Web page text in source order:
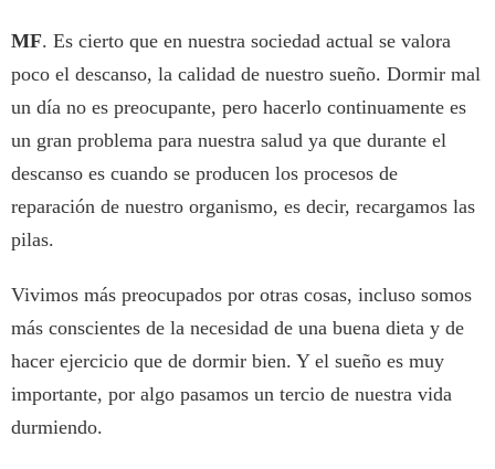
MF. Es cierto que en nuestra sociedad actual se valora
poco el descanso, la calidad de nuestro sueño. Dormir mal
un día no es preocupante, pero hacerlo continuamente es
un gran problema para nuestra salud ya que durante el
descanso es cuando se producen los procesos de
reparación de nuestro organismo, es decir, recargamos las
pilas.
Vivimos más preocupados por otras cosas, incluso somos
más conscientes de la necesidad de una buena dieta y de
hacer ejercicio que de dormir bien. Y el sueño es muy
importante, por algo pasamos un tercio de nuestra vida
durmiendo.